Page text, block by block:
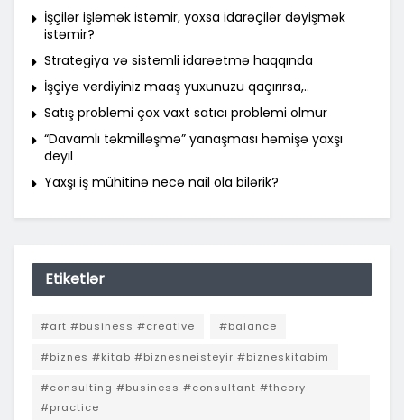
İşçilər işləmək istəmir, yoxsa idarəçilər dəyişmək
istəmir?
Strategiya və sistemli idarəetmə haqqında
İşçiyə verdiyiniz maaş yuxunuzu qaçırırsa,..
Satış problemi çox vaxt satıcı problemi olmur
“Davamlı təkmilləşmə” yanaşması həmişə yaxşı
deyil
Yaxşı iş mühitinə necə nail ola bilərik?
Etiketlər
#art #business #creative #balance
#biznes #kitab #biznesneisteyir #bizneskitabim
#consulting #business #consultant #theory
#practice